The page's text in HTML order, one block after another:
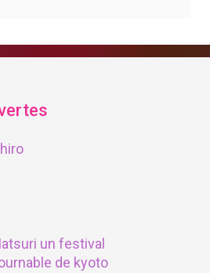
un festival
de kyoto